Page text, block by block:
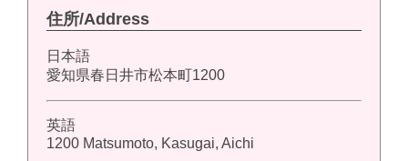
住所/Address
日本語
愛知県春日井市松本町1200
英語
1200 Matsumoto, Kasugai, Aichi